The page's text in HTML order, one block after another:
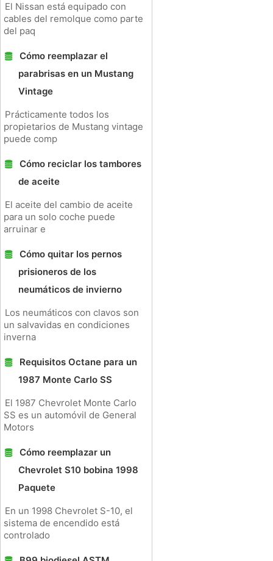
El Nissan está equipado con
cables del remolque como parte
del paq
Cómo reemplazar el
parabrisas en un Mustang
Vintage
Prácticamente todos los
propietarios de Mustang vintage
puede comp
Cómo reciclar los tambores
de aceite
El aceite del cambio de aceite
para un solo coche puede
arruinar e
Cómo quitar los pernos
prisioneros de los
neumáticos de invierno
Los neumáticos con clavos son
un salvavidas en condiciones
inverna
Requisitos Octane para un
1987 Monte Carlo SS
El 1987 Chevrolet Monte Carlo
SS es un automóvil de General
Motors
Cómo reemplazar un
Chevrolet S10 bobina 1998
Paquete
En un 1998 Chevrolet S-10, el
sistema de encendido está
controlado